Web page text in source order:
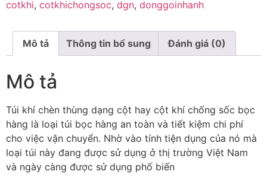
cotkhi, cotkhichongsoc, dgn, donggoinhanh
Mô tả Thông tin bổ sung Đánh giá (0)
Mô tả
Túi khí chèn thùng dạng cột hay cột khí chống sốc bọc
hàng là loại túi bọc hàng an toàn và tiết kiệm chi phí
cho việc vận chuyển. Nhờ vào tính tiện dụng của nó mà
loại túi này đang được sử dụng ở thị trường Việt Nam
và ngày càng được sử dụng phố biến